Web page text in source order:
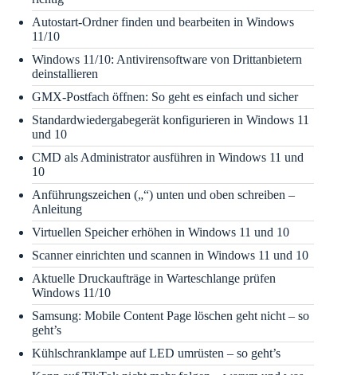
Autostart-Ordner finden und bearbeiten in Windows
11/10
Windows 11/10: Antivirensoftware von Drittanbietern
deinstallieren
GMX-Postfach öffnen: So geht es einfach und sicher
Standardwiedergabegerät konfigurieren in Windows 11
und 10
CMD als Administrator ausführen in Windows 11 und
10
Anführungszeichen („“) unten und oben schreiben –
Anleitung
Virtuellen Speicher erhöhen in Windows 11 und 10
Scanner einrichten und scannen in Windows 11 und 10
Aktuelle Druckaufträge in Warteschlange prüfen
Windows 11/10
Samsung: Mobile Content Page löschen geht nicht – so
geht’s
Kühlschranklampe auf LED umrüsten – so geht’s